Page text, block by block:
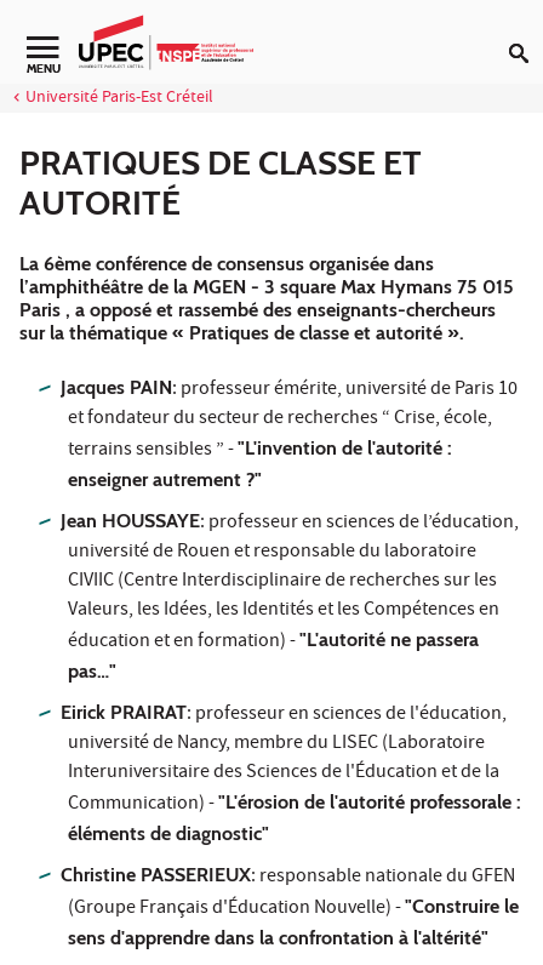
Aller au contenu
MENU
Université Paris-Est Créteil
PRATIQUES DE CLASSE ET
AUTORITÉ
La 6ème conférence de consensus organisée dans
l’amphithéâtre de la MGEN - 3 square Max Hymans 75 015
Paris , a opposé et rassembé des enseignants-chercheurs
sur la thématique « Pratiques de classe et autorité ».
Jacques PAIN: professeur émérite, université de Paris 10
et fondateur du secteur de recherches “ Crise, école,
terrains sensibles ” -"L'invention de l'autorité :
enseigner autrement ?"
Jean HOUSSAYE: professeur en sciences de l’éducation,
université de Rouen et responsable du laboratoire
CIVIIC (Centre Interdisciplinaire de recherches sur les
Valeurs, les Idées, les Identités et les Compétences en
éducation et en formation) -"L'autorité ne passera
pas…"
Eirick PRAIRAT: professeur en sciences de l'éducation,
université de Nancy, membre du LISEC (Laboratoire
Interuniversitaire des Sciences de l'Éducation et de la
Communication) -"L'érosion de l'autorité professorale :
éléments de diagnostic"
Christine PASSERIEUX: responsable nationale du GFEN
(Groupe Français d'Éducation Nouvelle) -"Construire le
sens d'apprendre dans la confrontation à l'altérité"